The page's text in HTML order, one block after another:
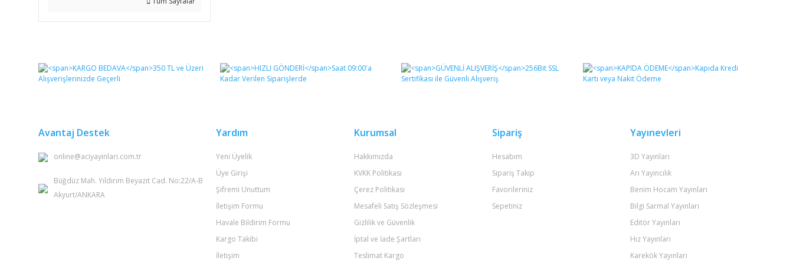
Avantaj Destek
online@aciyayinlari.com.tr
Büğdüz Mah. Yıldırım Beyazıt Cad. No:22/A-B
Akyurt/ANKARA
Yardım
Yeni Üyelik
Üye Girişi
Şifremi Unuttum
İletişim Formu
Havale Bildirim Formu
Kargo Takibi
İletişim
Kurumsal
Hakkımızda
KVKK Politikası
Çerez Politikası
Mesafeli Satış Sözleşmesi
Gizlilik ve Güvenlik
İptal ve İade Şartları
Teslimat Kargo
Sipariş
Hesabım
Sipariş Takip
Favorileriniz
Sepetiniz
Yayınevleri
3D Yayınları
Arı Yayıncılık
Benim Hocam Yayınları
Bilgi Sarmal Yayınları
Editör Yayınları
Hız Yayınları
Karekök Yayınları